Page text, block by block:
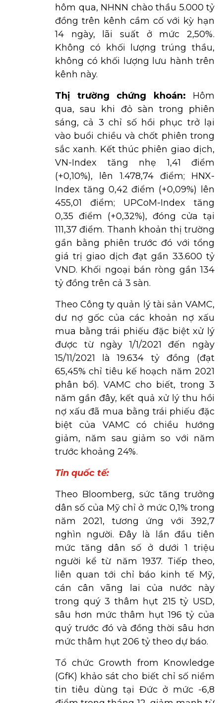
hôm qua, NHNN chào thầu 5.000 tỷ
đồng trên kênh cầm cố với kỳ hạn
14 ngày, lãi suất ở mức 2,50%.
Không có khối lượng trúng thầu,
không có khối lượng lưu hành trên
kênh này.
Thị trường chứng khoán: Hôm
qua, sau khi đỏ sàn trong phiên
sáng, cả 3 chỉ số hồi phục trở lại
vào buổi chiều và chốt phiên trong
sắc xanh. Kết thúc phiên giao dịch,
VN-Index tăng nhẹ 1,41 điểm
(+0,10%), lên 1.478,74 điểm; HNX-
Index tăng 0,42 điểm (+0,09%) lên
455,01 điểm; UPCoM-Index tăng
0,35 điểm (+0,32%), đóng cửa tại
111,37 điểm. Thanh khoản thị trường
gần bằng phiên trước đó với tổng
giá trị giao dịch đạt gần 33.600 tỷ
VND. Khối ngoại bán ròng gần 134
tỷ đồng trên cả 3 sàn.
Theo Công ty quản lý tài sản VAMC,
dư nợ gốc của các khoản nợ xấu
mua bằng trái phiếu đặc biệt xử lý
được từ ngày 1/1/2021 đến ngày
15/11/2021 là 19.634 tỷ đồng (đạt
65,45% chỉ tiêu kế hoạch năm 2021
phân bổ). VAMC cho biết, trong 3
năm gần đây, kết quả xử lý thu hồi
nợ xấu đã mua bằng trái phiếu đặc
biệt của VAMC có chiều hướng
giảm, năm sau giảm so với năm
trước khoảng 24%.
Tin quốc tế:
Theo Bloomberg, sức tăng trưởng
dân số của Mỹ chỉ ở mức 0,1% trong
năm 2021, tương ứng với 392,7
nghìn người. Đây là lần đầu tiên
mức tăng dân số ở dưới 1 triệu
người kể từ năm 1937. Tiếp theo,
liên quan tới chỉ báo kinh tế Mỹ,
cán cân vãng lai của nước này
trong quý 3 thâm hụt 215 tỷ USD,
sâu hơn mức thâm hụt 196 tỷ của
quý trước đó và đồng thời sâu hơn
mức thâm hụt 206 tỷ theo dự báo.
Tổ chức Growth from Knowledge
(GfK) khảo sát cho biết chỉ số niềm
tin tiêu dùng tại Đức ở mức -6,8